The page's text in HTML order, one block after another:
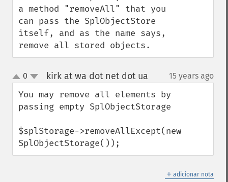
a method "removeAll" that you
can pass the SplObjectStore
itself, and as the name says,
remove all stored objects.
up
down
0 kirk at wa dot net dot ua 15 years ago
You may remove all elements by
passing empty SplObjectStorage
$splStorage->removeAllExcept(new
SplObjectStorage());
＋ adicionar nota